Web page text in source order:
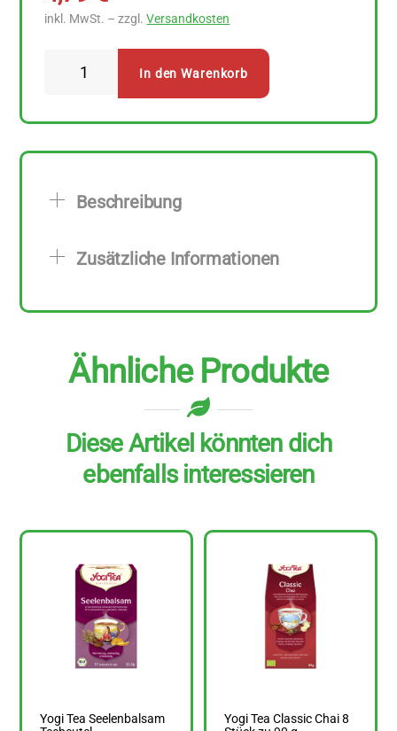
inkl. MwSt. – zzgl.Versandkosten
Menge
In den Warenkorb
Beschreibung
Zusätzliche Informationen
Ähnliche Produkte
Diese Artikel könnten dich
ebenfalls interessieren
Yogi Tea Seelenbalsam
Yogi Tea Classic Chai 8